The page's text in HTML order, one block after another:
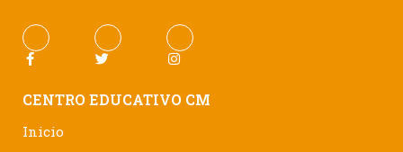
CENTRO EDUCATIVO CM
Inicio